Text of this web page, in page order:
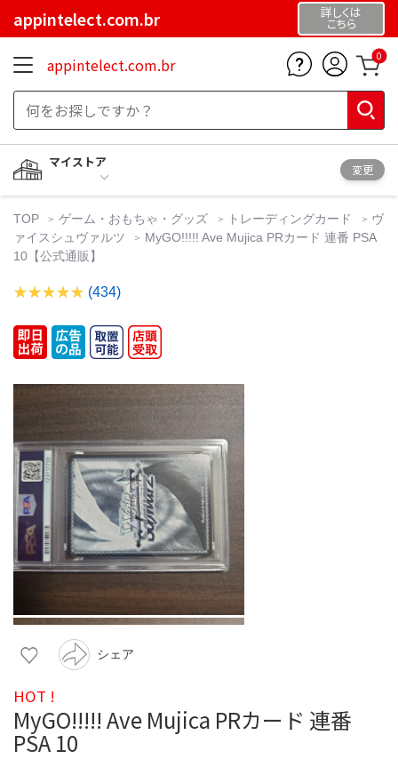
appintelect.com.br 詳しくは
こちら
appintelect.com.br 0
マイストア
変更
TOP ゲーム・おもちゃ・グッズ トレーディングカード
ヴ
ァイスシュヴァルツ
MyGO!!!!! Ave Mujica PRカード 連番 PSA
10【公式通販】
(434)
シェア
HOT !
MyGO!!!!! Ave Mujica PRカード 連番
PSA 10